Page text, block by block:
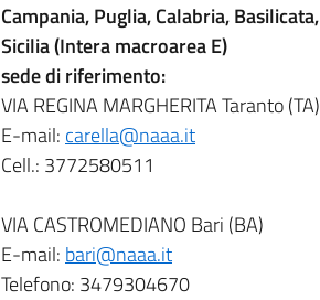
Campania, Puglia, Calabria, Basilicata,
Sicilia (Intera macroarea E)
sede di riferimento:
VIA REGINA MARGHERITA Taranto (TA)
E-mail: carella@naaa.it
Cell.: 3772580511
VIA CASTROMEDIANO Bari (BA)
E-mail: bari@naaa.it
Telefono: 3479304670